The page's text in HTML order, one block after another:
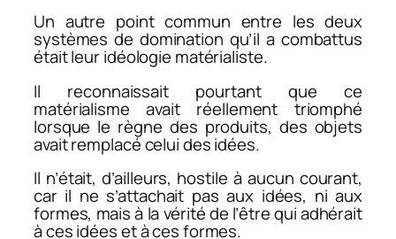
Un autre point commun entre les deux
systèmes de domination qu’il a combattus
était leur idéologie matérialiste.
Il reconnaissait pourtant que ce
matérialisme avait réellement triomphé
lorsque le règne des produits, des objets
avait remplacé celui des idées.
Il n’était, d’ailleurs, hostile à aucun courant,
car il ne s’attachait pas aux idées, ni aux
formes, mais à la vérité de l’être qui adhérait
à ces idées et à ces formes.